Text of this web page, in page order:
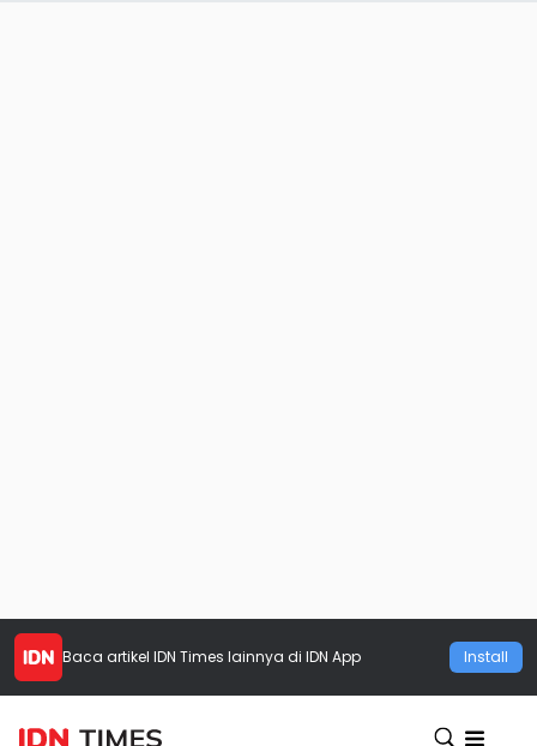
Baca artikel IDN Times lainnya di IDN App Install